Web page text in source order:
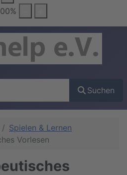
%
Suchen
Spielen & Lernen
Vorlesen